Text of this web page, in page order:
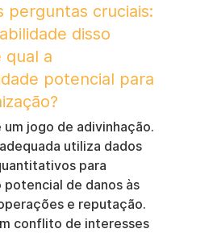
perguntas cruciais:
disso
qual a
potencial para
um jogo de adivinhação.
utiliza dados
para
de danos às
e reputação.
conflito de interesses